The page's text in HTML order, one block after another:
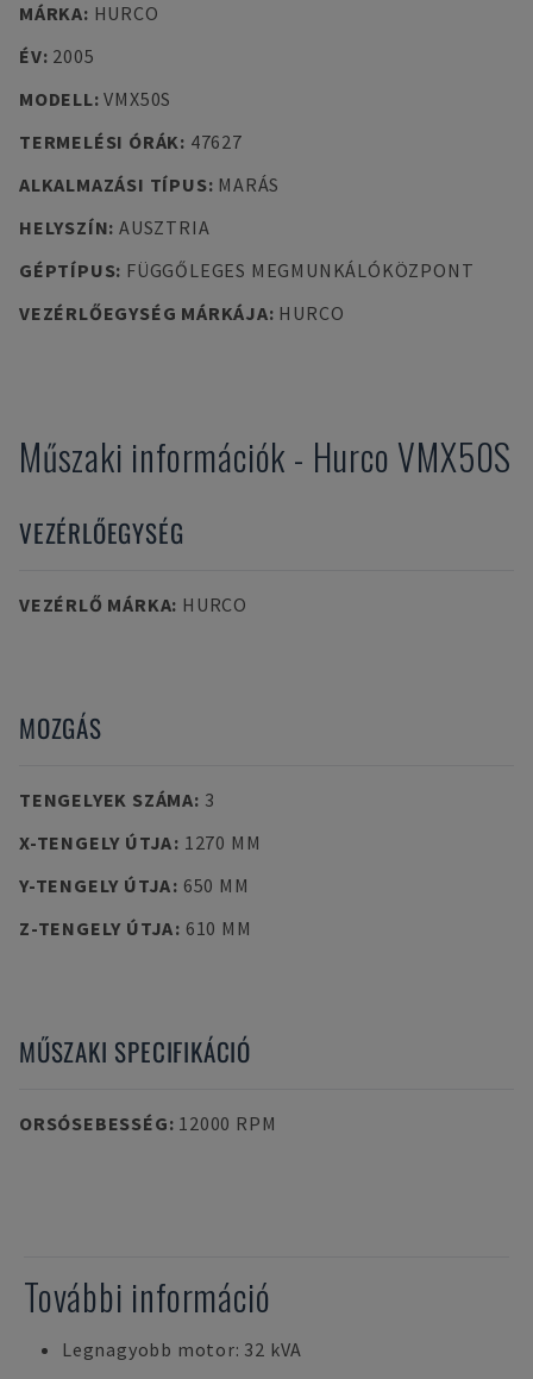
MÁRKA: HURCO
ÉV: 2005
MODELL:VMX50S
TERMELÉSI ÓRÁK: 47627
ALKALMAZÁSI TÍPUS: MARÁS
HELYSZÍN: AUSZTRIA
GÉPTÍPUS: FÜGGŐLEGES MEGMUNKÁLÓKÖZPONT
VEZÉRLŐEGYSÉG MÁRKÁJA: HURCO
Műszaki információk - Hurco VMX50S
VEZÉRLŐEGYSÉG
VEZÉRLŐ MÁRKA: HURCO
MOZGÁS
TENGELYEK SZÁMA: 3
X-TENGELY ÚTJA: 1270 MM
Y-TENGELY ÚTJA: 650 MM
Z-TENGELY ÚTJA: 610 MM
MŰSZAKI SPECIFIKÁCIÓ
ORSÓSEBESSÉG: 12000 RPM
További információ
Legnagyobb motor: 32 kVA